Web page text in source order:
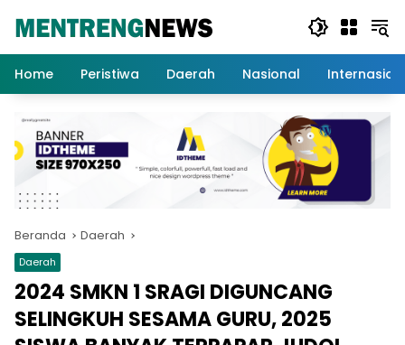
Home
Peristiwa Daerah Nasional
Beranda Daerah
Daerah
2024 SMKN 1 SRAGI DIGUNCANG
SELINGKUH SESAMA GURU, 2025